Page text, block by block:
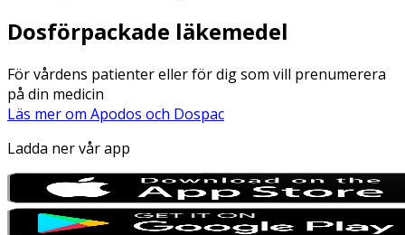
Dosförpackade läkemedel
För vårdens patienter eller för dig som vill prenumerera
på din medicin
Läs mer om Apodos och Dospac
Ladda ner vår app